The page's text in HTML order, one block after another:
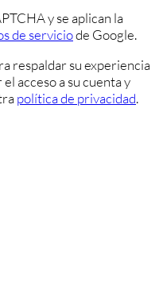
y se aplican la
de serviciode Google.
respaldar su experiencia
acceso a su cuenta y
política de privacidad.